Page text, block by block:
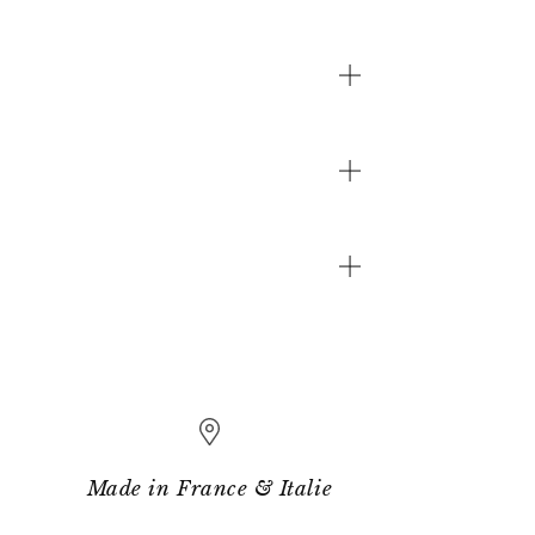
Made in France & Italie